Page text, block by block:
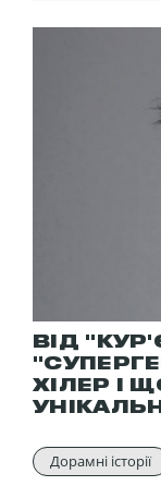
ВІД
ХІЛЕР І
Дорамні історії